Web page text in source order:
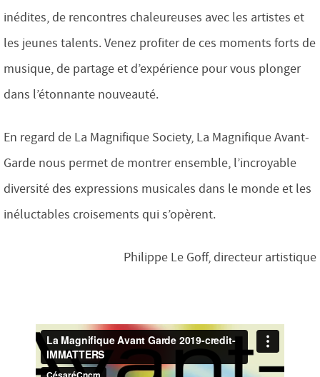
inédites, de rencontres chaleureuses avec les artistes et
les jeunes talents. Venez profiter de ces moments forts de
musique, de partage et d’expérience pour vous plonger
dans l’étonnante nouveauté.
En regard de La Magnifique Society, La Magnifique Avant-
Garde nous permet de montrer ensemble, l’incroyable
diversité des expressions musicales dans le monde et les
inéluctables croisements qui s’opèrent.
Philippe Le Goff, directeur artistique